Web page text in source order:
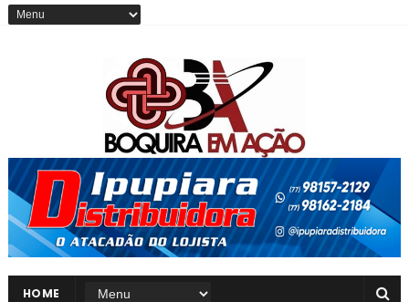
HOME